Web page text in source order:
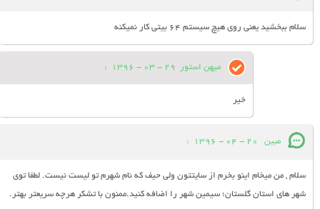
سلام ببخشید یعنی روی هیچ سیستم 64 بیتی کار نمیکنه
میهن استور 29 - 03 - 1396
:
خیر
مبین 20 - 04 - 1396
:
سلام , من میخام اینو بخرم از سایتتون ولی حیف که نام شهرم تو لیست نیست. لطفا توی
شهر های استان گلستان؛ سیمین شهر را اضافه کنید.ممنون با تشکر هرچه سریعتر بهتر.